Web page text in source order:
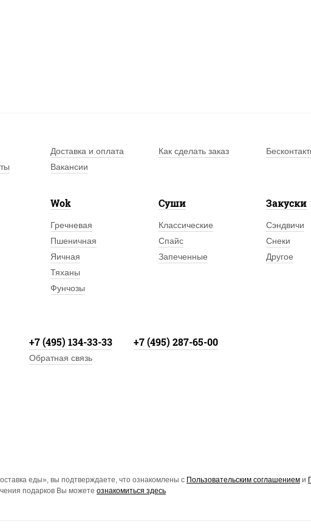
Доставка и оплата Как сделать заказ
Вакансии
Wok
Гречневая
Пшеничная
Яичная
Тяханы
Фунчозы
Суши
Классические
Спайс
Запеченные
Закуски
Сэндвичи
Снеки
Другое
+7 (495) 134-33-33 +7 (495) 287-65-00
Обратная связь
еды», вы подтверждаете, что ознакомлены с Пользовательским соглашением и
подарков Вы можете ознакомиться здесь